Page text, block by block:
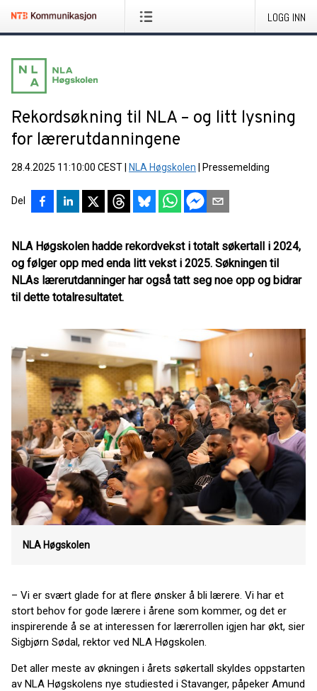
LOGG INN
Rekordsøkning til NLA – og litt lysning
for lærerutdanningene
28.4.2025 11:10:00 CEST NLA Høgskolen Pressemelding
Del
NLA Høgskolen hadde rekordvekst i totalt søkertall i 2024,
og følger opp med enda litt vekst i 2025. Søkningen til
NLAs lærerutdanninger har også tatt seg noe opp og bidrar
til dette totalresultatet.
NLA Høgskolen
– Vi er svært glade for at flere ønsker å bli lærere. Vi har et
stort behov for gode lærere i årene som kommer, og det er
inspirerende å se at interessen for lærerrollen igjen har økt, sier
Sigbjørn Sødal, rektor ved NLA Høgskolen.
Det aller meste av økningen i årets søkertall skyldes oppstarten
av NLA Høgskolens nye studiested i Stavanger, påpeker Amund